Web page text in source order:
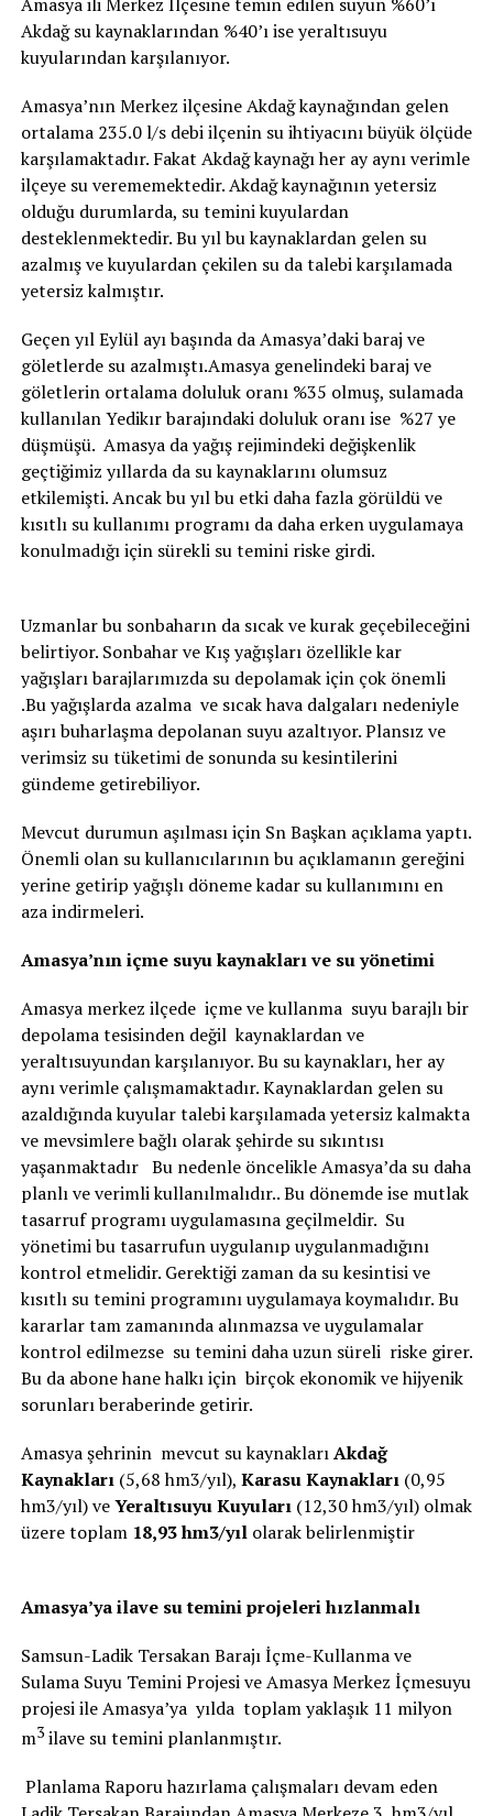
Akdağ su kaynaklarından %40’ı ise yeraltısuyu
kuyularından karşılanıyor.
Amasya’nın Merkez ilçesine Akdağ kaynağından gelen
ortalama 235.0 l/s debi ilçenin su ihtiyacını büyük ölçüde
karşılamaktadır. Fakat Akdağ kaynağı her ay aynı verimle
ilçeye su verememektedir. Akdağ kaynağının yetersiz
olduğu durumlarda, su temini kuyulardan
desteklenmektedir. Bu yıl bu kaynaklardan gelen su
azalmış ve kuyulardan çekilen su da talebi karşılamada
yetersiz kalmıştır.
Geçen yıl Eylül ayı başında da Amasya’daki baraj ve
göletlerde su azalmıştı.Amasya genelindeki baraj ve
göletlerin ortalama doluluk oranı %35 olmuş, sulamada
kullanılan Yedikır barajındaki doluluk oranı ise %27 ye
düşmüşü. Amasya da yağış rejimindeki değişkenlik
geçtiğimiz yıllarda da su kaynaklarını olumsuz
etkilemişti. Ancak bu yıl bu etki daha fazla görüldü ve
kısıtlı su kullanımı programı da daha erken uygulamaya
konulmadığı için sürekli su temini riske girdi.
Uzmanlar bu sonbaharın da sıcak ve kurak geçebileceğini
belirtiyor. Sonbahar ve Kış yağışları özellikle kar
yağışları barajlarımızda su depolamak için çok önemli
.Bu yağışlarda azalma ve sıcak hava dalgaları nedeniyle
aşırı buharlaşma depolanan suyu azaltıyor. Plansız ve
verimsiz su tüketimi de sonunda su kesintilerini
gündeme getirebiliyor.
Mevcut durumun aşılması için Sn Başkan açıklama yaptı.
Önemli olan su kullanıcılarının bu açıklamanın gereğini
yerine getirip yağışlı döneme kadar su kullanımını en
aza indirmeleri.
Amasya’nın içme suyu kaynakları ve su yönetimi
Amasya merkez ilçede içme ve kullanma suyu barajlı bir
depolama tesisinden değil kaynaklardan ve
yeraltısuyundan karşılanıyor. Bu su kaynakları, her ay
aynı verimle çalışmamaktadır. Kaynaklardan gelen su
azaldığında kuyular talebi karşılamada yetersiz kalmakta
ve mevsimlere bağlı olarak şehirde su sıkıntısı
yaşanmaktadır Bu nedenle öncelikle Amasya’da su daha
planlı ve verimli kullanılmalıdır.. Bu dönemde ise mutlak
tasarruf programı uygulamasına geçilmeldir. Su
yönetimi bu tasarrufun uygulanıp uygulanmadığını
kontrol etmelidir. Gerektiği zaman da su kesintisi ve
kısıtlı su temini programını uygulamaya koymalıdır. Bu
kararlar tam zamanında alınmazsa ve uygulamalar
kontrol edilmezse su temini daha uzun süreli riske girer.
Bu da abone hane halkı için birçok ekonomik ve hijyenik
sorunları beraberinde getirir.
Amasya şehrinin mevcut su kaynaklarıAkdağ
Kaynakları (5,68 hm3/yıl), Karasu Kaynakları (0,95
hm3/yıl) veYeraltısuyu Kuyuları (12,30 hm3/yıl) olmak
üzere toplam 18,93 hm3/yıl olarak belirlenmiştir
Amasya’ya ilave su temini projeleri hızlanmalı
Samsun-Ladik Tersakan Barajı İçme-Kullanma ve
Sulama Suyu Temini Projesi ve Amasya Merkez İçmesuyu
projesi ile Amasya’ya yılda toplam yaklaşık 11 milyon
m3ilave su temini planlanmıştır.
Planlama Raporu hazırlama çalışmaları devam eden